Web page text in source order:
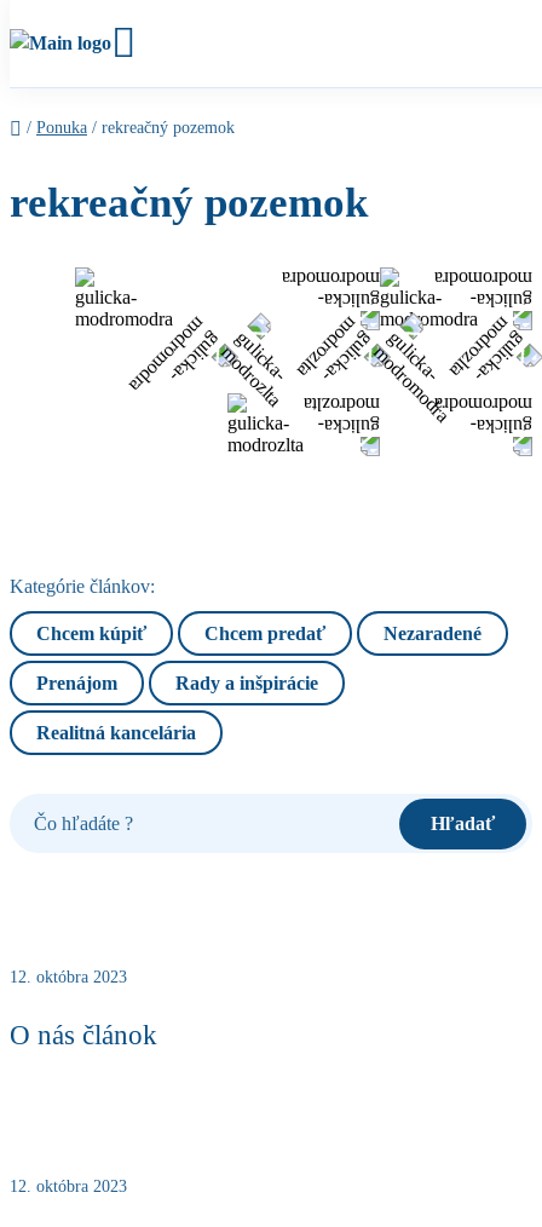
/ Ponuka / rekreačný pozemok
rekreačný pozemok
Kategórie článkov:
Chcem kúpiť Chcem predať Nezaradené
Prenájom Rady a inšpirácie
Realitná kancelária
12. októbra 2023
O nás článok
12. októbra 2023